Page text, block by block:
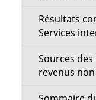
Résultats
Services
Sources
revenus